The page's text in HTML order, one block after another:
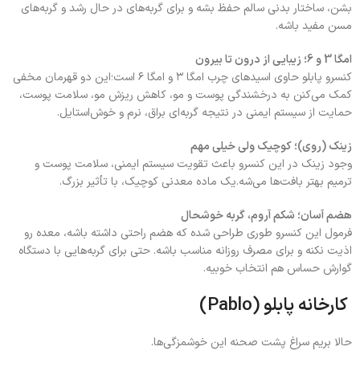
بشن، ساختار بدنی سالم حفظ بشه و برای گربه‌های در حال رشد و گربه‌های
مسن مفید باشه.
امگا 3 و 6؛ زیبایی از درون تا بیرون
کنسرو پابلو حاوی اسیدهای چرب امگا ۳ و امگا ۶ است؛این دو قهرمان مخفی
کمک می‌کنن به درخشندگی پوست و مو، کاهش ریزش مو، سلامت پوست،
حمایت از سیستم ایمنی در نتیجه گربه‌ای براق، نرم و خوش‌استایل.
زینک (روی)؛ کوچیک ولی خیلی مهم
وجود زینک در این کنسرو باعث تقویت سیستم ایمنی، سلامت پوست و
ترمیم بهتر بافت‌ها می‌شه.یک ماده معدنی کوچیک، با تأثیر بزرگ.
هضم آسان؛ شکم آروم، گربه خوشحال
فرمول این کنسرو طوری طراحی شده که هضم راحتی داشته باشه، معده رو
اذیت نکنه و برای مصرف روزانه مناسب باشه. حتی برای گربه‌هایی با دستگاه
گوارش حساس هم انتخاب خوبیه.
کارخانه پابلو (Pablo)
حالا بریم سراغ پشت صحنه این خوشمزگی‌ها.